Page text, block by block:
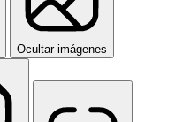
Ocultar imágenes